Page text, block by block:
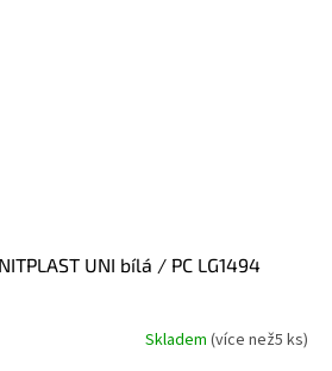
UNI bílá / PC LG1494
Skladem (více než5 ks)